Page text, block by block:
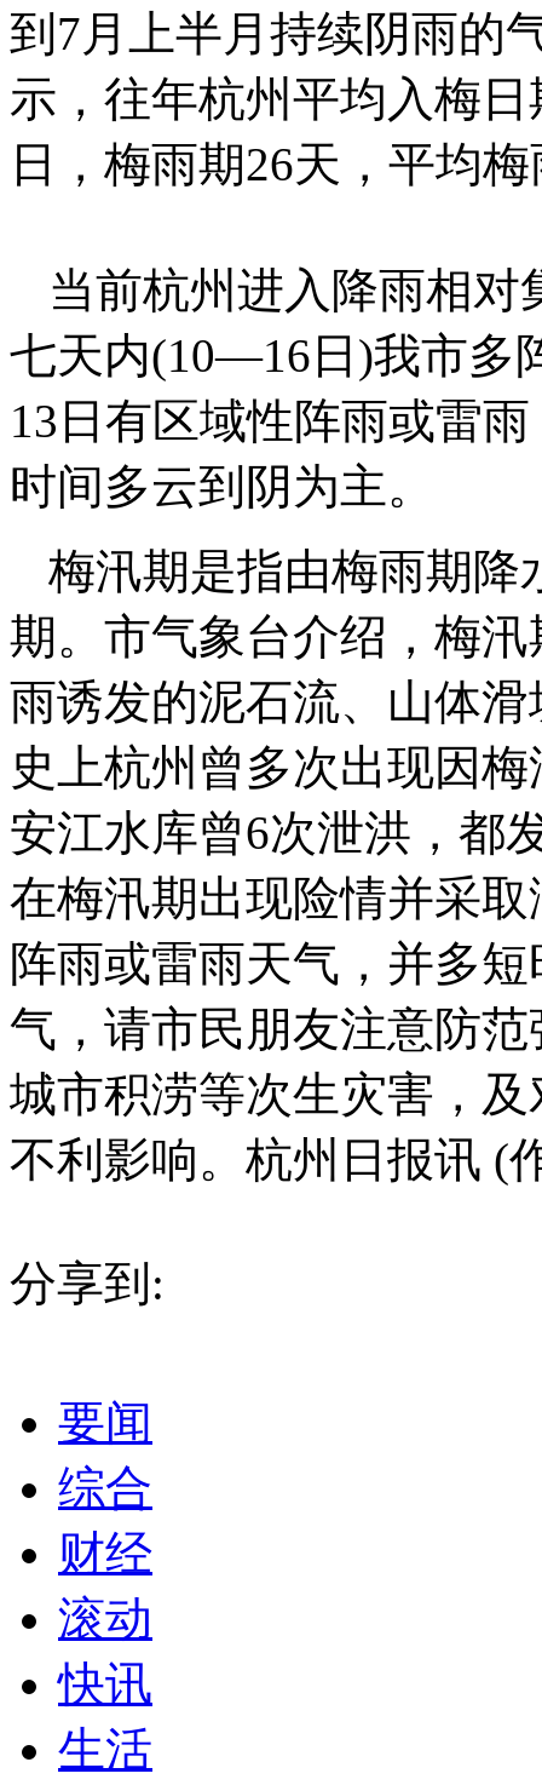
到7月上半月持续阴雨的
示，往年杭州平均入梅
日，梅雨期26天，平均
当前杭州进入降雨相
七天内(10—16日)我市多
13日有区域性阵雨或雷
时间多云到阴为主。
梅汛期是指由梅雨期降
期。市气象台介绍，梅
雨诱发的泥石流、山体
史上杭州曾多次出现因
安江水库曾6次泄洪，都
在梅汛期出现险情并采
阵雨或雷雨天气，并多
气，请市民朋友注意防
城市积涝等次生灾害，
不利影响。杭州日报讯 (
分享到:
要闻
综合
财经
滚动
快讯
生活